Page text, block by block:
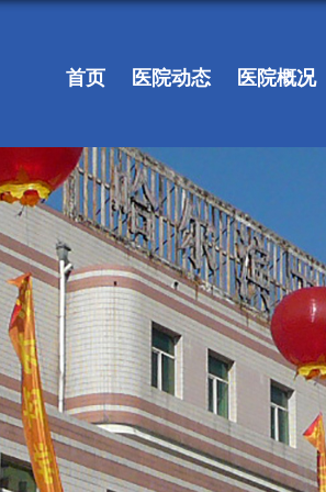
首页 医院动态 医院概况